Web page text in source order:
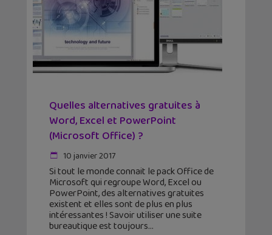
Quelles alternatives gratuites à
Word, Excel et PowerPoint
(Microsoft Office) ?
10 janvier 2017
Si tout le monde connait le pack Office de
Microsoft qui regroupe Word, Excel ou
PowerPoint, des alternatives gratuites
existent et elles sont de plus en plus
intéressantes ! Savoir utiliser une suite
bureautique est toujours